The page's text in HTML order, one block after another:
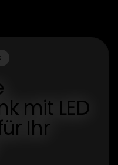
mit LED
Ihr